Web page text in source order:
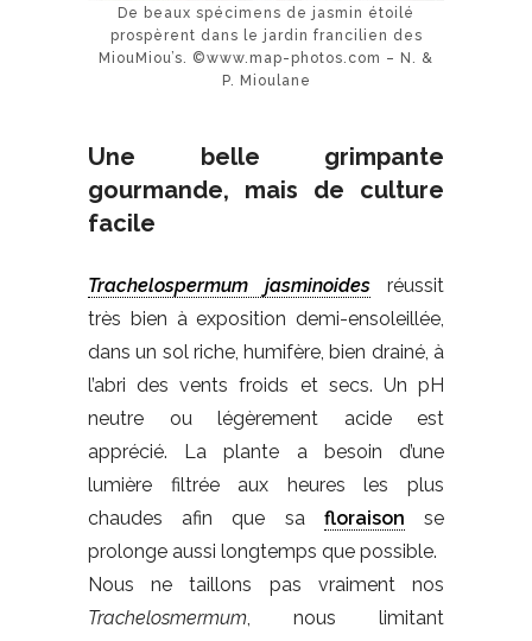
De beaux spécimens de jasmin étoilé
prospèrent dans le jardin francilien des
MiouMiou’s. ©www.map-photos.com – N. &
P. Mioulane
Une belle grimpante
gourmande, mais de culture
facile
Trachelospermum jasminoides réussit
très bien à exposition demi-ensoleillée,
dans un sol riche, humifère, bien drainé, à
l’abri des vents froids et secs. Un pH
neutre ou légèrement acide est
apprécié. La plante a besoin d’une
lumière filtrée aux heures les plus
chaudes afin que sa floraison se
prolonge aussi longtemps que possible.
Nous ne taillons pas vraiment nos
Trachelosmermum, nous limitant